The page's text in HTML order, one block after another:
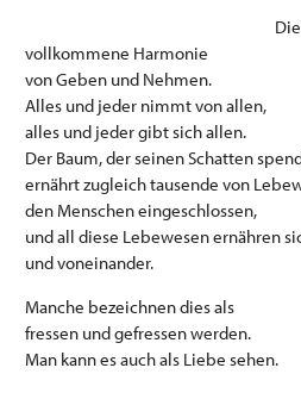
vollkommene Harmonie
von Geben und Nehmen.
Alles und jeder nimmt von allen,
alles und jeder gibt sich allen.
Der Baum, der seinen Schatten
ernährt zugleich tausende von
den Menschen eingeschlossen,
und all diese Lebewesen ernähren
und voneinander.
Manche bezeichnen dies als
fressen und gefressen werden.
Man kann es auch als Liebe sehen.